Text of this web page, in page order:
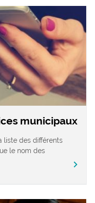
municipaux
liste des différents
le nom des
chevron_right